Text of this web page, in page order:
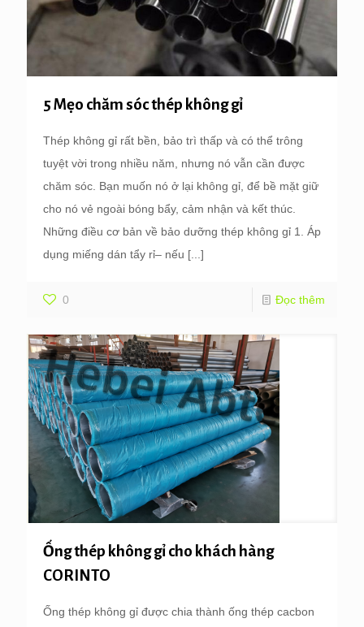
5 Mẹo chăm sóc thép không gỉ
Thép không gỉ rất bền, bảo trì thấp và có thể trông
tuyệt vời trong nhiều năm, nhưng nó vẫn cần được
chăm sóc. Bạn muốn nó ở lại không gỉ, để bề mặt giữ
cho nó vẻ ngoài bóng bẩy, cảm nhận và kết thúc.
Những điều cơ bản về bảo dưỡng thép không gỉ 1. Áp
dụng miếng dán tẩy rỉ– nếu [...]
0 Đọc thêm
Ống thép không gỉ cho khách hàng
CORINTO
Ống thép không gỉ được chia thành ống thép cacbon